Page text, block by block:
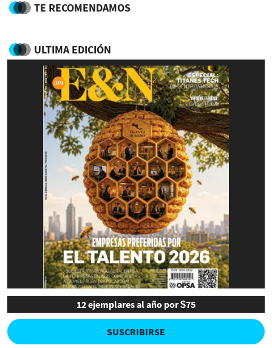
TE RECOMENDAMOS
ULTIMA EDICIÓN
12 ejemplares al año por $75
SUSCRIBIRSE